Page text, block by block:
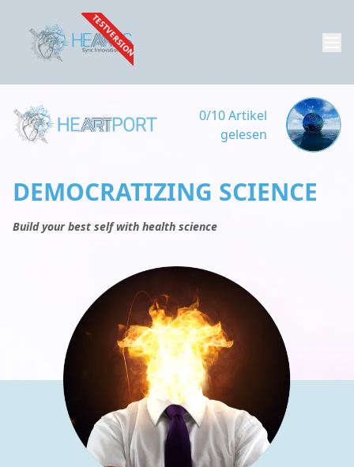
TESTVERSION
0/10 Artikel
gelesen
DEMOCRATIZING SCIENCE
Build your best self with health science